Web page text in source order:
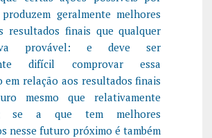
geralmente melhores
resultados finais que qualquer
provável: e deve ser
difícil comprovar essa
em relação aos resultados finais
mesmo que relativamente
se a que tem melhores
nesse futuro próximo é também